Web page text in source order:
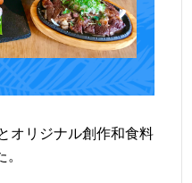
オリジナル創作和食料